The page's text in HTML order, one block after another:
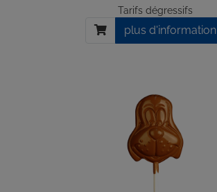
Tarifs dégressifs
plus d'information